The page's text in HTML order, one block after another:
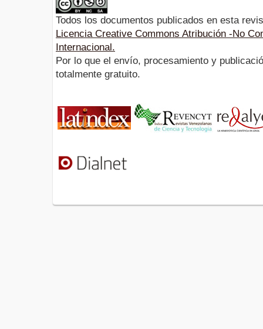
Todos los documentos publicados en esta
Licencia Creative Commons Atribución -No
Internacional.
Por lo que el envío, procesamiento y
totalmente gratuito.